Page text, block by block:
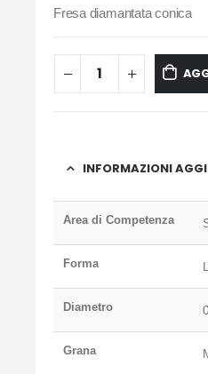
Fresa diamantata conica
INFORMAZIONI
Area di Competenza
Forma
Diametro
Grana